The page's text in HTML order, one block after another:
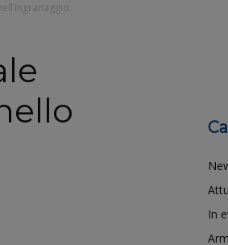
In